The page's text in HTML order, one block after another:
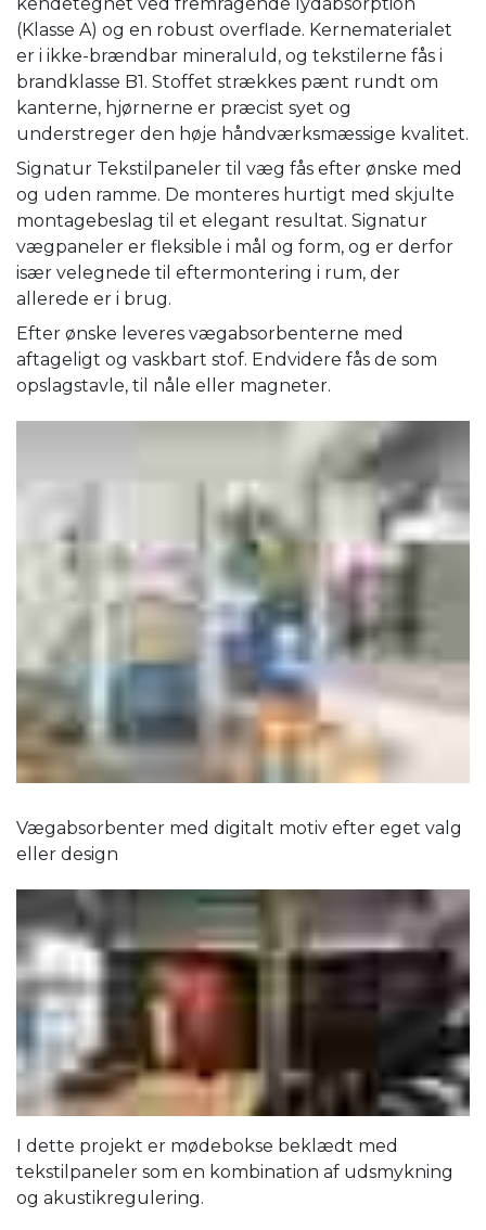
(Klasse A) og en robust overflade. Kernematerialet
er i ikke-brændbar mineraluld, og tekstilerne fås i
brandklasse B1. Stoffet strækkes pænt rundt om
kanterne, hjørnerne er præcist syet og
understreger den høje håndværksmæssige kvalitet.
Signatur Tekstilpaneler til væg fås efter ønske med
og uden ramme. De monteres hurtigt med skjulte
montagebeslag til et elegant resultat. Signatur
vægpaneler er fleksible i mål og form, og er derfor
især velegnede til eftermontering i rum, der
allerede er i brug.
Efter ønske leveres vægabsorbenterne med
aftageligt og vaskbart stof. Endvidere fås de som
opslagstavle, til nåle eller magneter.
Vægabsorbenter med digitalt motiv efter eget valg
eller design
I dette projekt er mødebokse beklædt med
tekstilpaneler som en kombination af udsmykning
og akustikregulering.